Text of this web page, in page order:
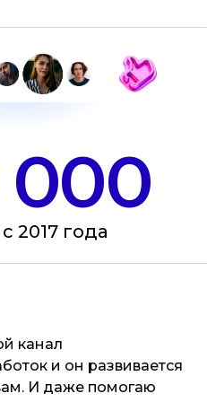
000
2017 года
канал
и он развивается
И даже помогаю